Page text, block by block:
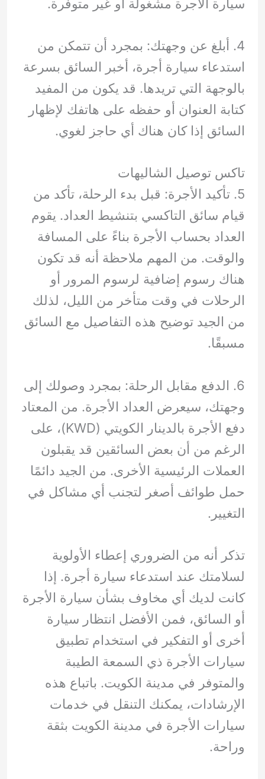
سيارة الأجرة مشغولة أو غير متوفرة.
4. أبلغ عن وجهتك: بمجرد أن تتمكن من
استدعاء سيارة أجرة، أخبر السائق بسرعة
بالوجهة التي تريدها. قد يكون من المفيد
كتابة العنوان أو حفظه على هاتفك لإظهار
السائق إذا كان هناك أي حاجز لغوي.
تاكس توصيل الشاليهات
5. تأكيد الأجرة: قبل بدء الرحلة، تأكد من
قيام سائق التاكسي بتنشيط العداد. يقوم
العداد بحساب الأجرة بناءً على المسافة
والوقت. من المهم ملاحظة أنه قد تكون
هناك رسوم إضافية لرسوم المرور أو
الرحلات في وقت متأخر من الليل، لذلك
من الجيد توضيح هذه التفاصيل مع السائق
مسبقًا.
6. الدفع مقابل الرحلة: بمجرد وصولك إلى
وجهتك، سيعرض العداد الأجرة. من المعتاد
دفع الأجرة بالدينار الكويتي (KWD)، على
الرغم من أن بعض السائقين قد يقبلون
العملات الرئيسية الأخرى. من الجيد دائمًا
حمل طوائف أصغر لتجنب أي مشاكل في
التغيير.
تذكر أنه من الضروري إعطاء الأولوية
لسلامتك عند استدعاء سيارة أجرة. إذا
كانت لديك أي مخاوف بشأن سيارة الأجرة
أو السائق، فمن الأفضل انتظار سيارة
أخرى أو التفكير في استخدام تطبيق
سيارات الأجرة ذي السمعة الطيبة
والمتوفر في مدينة الكويت. باتباع هذه
الإرشادات، يمكنك التنقل في خدمات
سيارات الأجرة في مدينة الكويت بثقة
وراحة.